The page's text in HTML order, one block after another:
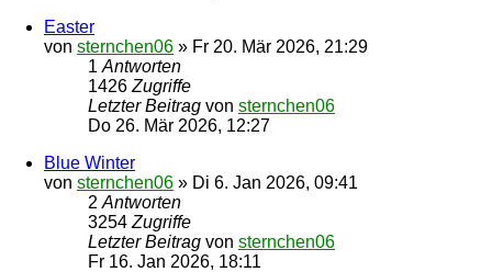
Easter
von sternchen06 » Fr 20. Mär 2026, 21:29
1 Antworten
1426 Zugriffe
Letzter Beitrag von sternchen06
Do 26. Mär 2026, 12:27
Blue Winter
von sternchen06 » Di 6. Jan 2026, 09:41
2 Antworten
3254 Zugriffe
Letzter Beitrag von sternchen06
Fr 16. Jan 2026, 18:11